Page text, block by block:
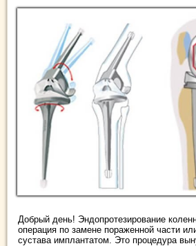
Добрый день! Эндопротезирование
операция по замене пораженной части
сустава имплантатом. Это процедура